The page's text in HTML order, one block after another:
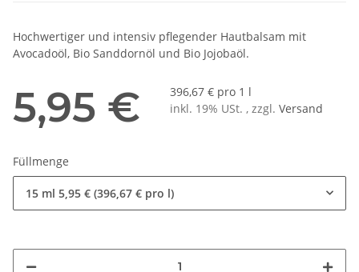
Hochwertiger und intensiv pflegender Hautbalsam mit
Avocadoöl, Bio Sanddornöl und Bio Jojobaöl.
5,95 €
396,67 € pro 1 l
inkl. 19% USt. , zzgl. Versand
Füllmenge
15 ml 5,95 € (396,67 € pro l)